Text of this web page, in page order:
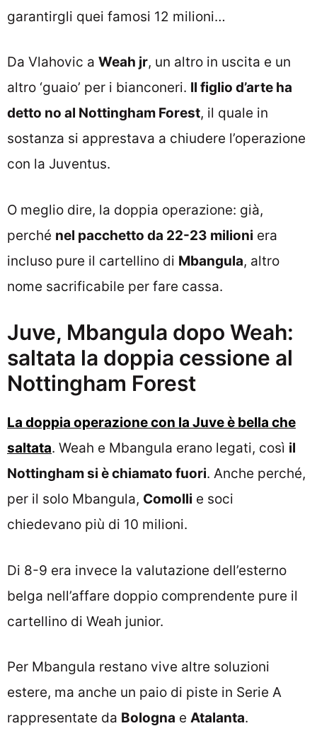
garantirgli quei famosi 12 milioni…
Da Vlahovic a Weah jr, un altro in uscita e un
altro ‘guaio’ per i bianconeri. Il figlio d’arte ha
detto no al Nottingham Forest, il quale in
sostanza si apprestava a chiudere l’operazione
con la Juventus.
O meglio dire, la doppia operazione: già,
perché nel pacchetto da 22-23 milioni era
incluso pure il cartellino di Mbangula, altro
nome sacrificabile per fare cassa.
Juve, Mbangula dopo Weah:
saltata la doppia cessione al
Nottingham Forest
La doppia operazione con la Juve è bella che
saltata. Weah e Mbangula erano legati, così il
Nottingham si è chiamato fuori. Anche perché,
per il solo Mbangula, Comolli e soci
chiedevano più di 10 milioni.
Di 8-9 era invece la valutazione dell’esterno
belga nell’affare doppio comprendente pure il
cartellino di Weah junior.
Per Mbangula restano vive altre soluzioni
estere, ma anche un paio di piste in Serie A
rappresentate da Bologna e Atalanta.